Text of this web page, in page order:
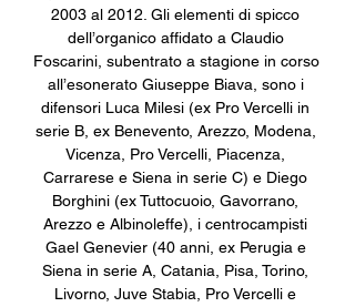
2003 al 2012. Gli elementi di spicco
dell’organico affidato a Claudio
Foscarini, subentrato a stagione in corso
all’esonerato Giuseppe Biava, sono i
difensori Luca Milesi (ex Pro Vercelli in
serie B, ex Benevento, Arezzo, Modena,
Vicenza, Pro Vercelli, Piacenza,
Carrarese e Siena in serie C) e Diego
Borghini (ex Tuttocuoio, Gavorrano,
Arezzo e Albinoleffe), i centrocampisti
Gael Genevier (40 anni, ex Perugia e
Siena in serie A, Catania, Pisa, Torino,
Livorno, Juve Stabia, Pro Vercelli e